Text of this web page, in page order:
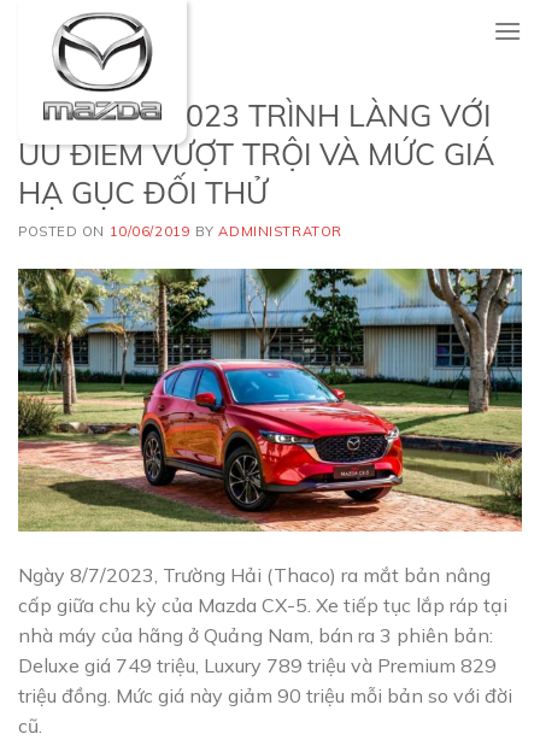
content
NEW CX5 2023 TRÌNH LÀNG VỚI
ƯU ĐIỂM VƯỢT TRỘI VÀ MỨC GIÁ
HẠ GỤC ĐỐI THỬ
POSTED ON 10/06/2019 BYADMINISTRATOR
Ngày 8/7/2023, Trường Hải (Thaco) ra mắt bản nâng
cấp giữa chu kỳ của Mazda CX-5. Xe tiếp tục lắp ráp tại
nhà máy của hãng ở Quảng Nam, bán ra 3 phiên bản:
Deluxe giá 749 triệu, Luxury 789 triệu và Premium 829
triệu đồng. Mức giá này giảm 90 triệu mỗi bản so với đời
cũ.